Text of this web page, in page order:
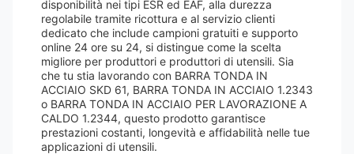
disponibilità nei tipi ESR ed EAF, alla durezza
regolabile tramite ricottura e al servizio clienti
dedicato che include campioni gratuiti e supporto
online 24 ore su 24, si distingue come la scelta
migliore per produttori e produttori di utensili. Sia
che tu stia lavorando con BARRA TONDA IN
ACCIAIO SKD 61, BARRA TONDA IN ACCIAIO 1.2343
o BARRA TONDA IN ACCIAIO PER LAVORAZIONE A
CALDO 1.2344, questo prodotto garantisce
prestazioni costanti, longevità e affidabilità nelle tue
applicazioni di utensili.